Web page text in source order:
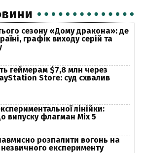
сезону «Дому дракона»: де
графік виходу серій та
геймерам $7,8 млн через
Store: суд схвалив
лінійки:
випуску флагман Mix 5
розпалити вогонь на
незвичного експерименту